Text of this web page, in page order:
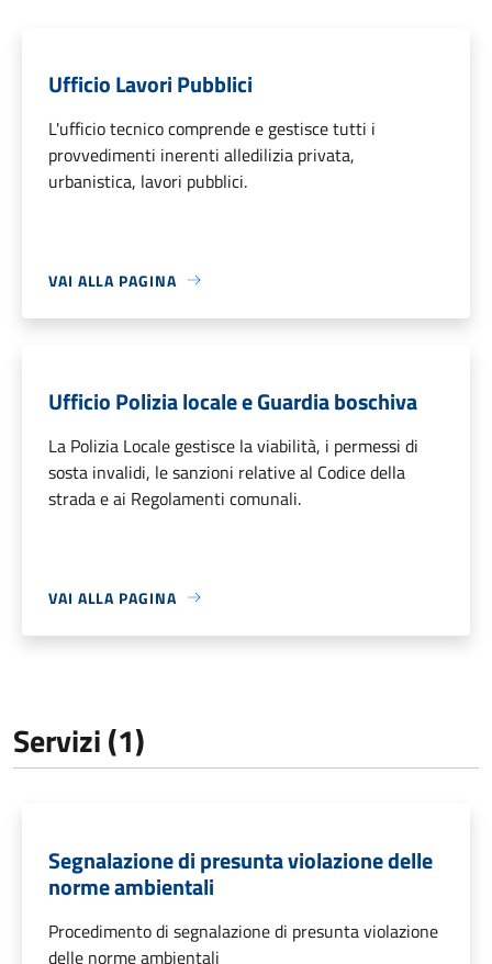
Ufficio Lavori Pubblici
L'ufficio tecnico comprende e gestisce tutti i
provvedimenti inerenti alledilizia privata,
urbanistica, lavori pubblici.
VAI ALLA PAGINA
Ufficio Polizia locale e Guardia boschiva
La Polizia Locale gestisce la viabilità, i permessi di
sosta invalidi, le sanzioni relative al Codice della
strada e ai Regolamenti comunali.
VAI ALLA PAGINA
Servizi (1)
Segnalazione di presunta violazione delle
norme ambientali
Procedimento di segnalazione di presunta violazione
delle norme ambientali